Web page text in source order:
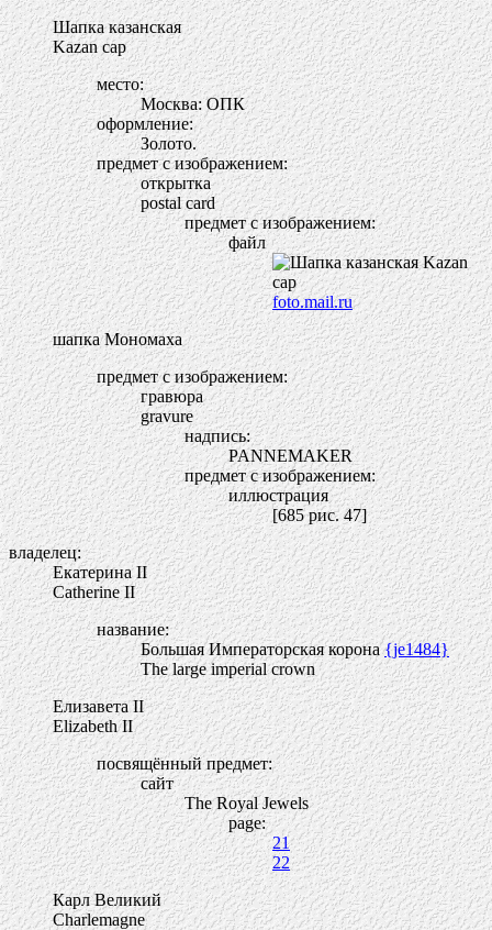
Шапка казанская
Kazan cap
место:
Москва: ОПК
оформление:
Золото.
предмет с изображением:
открытка
postal card
предмет с изображением:
файл
foto.mail.ru
шапка Мономаха
предмет с изображением:
гравюра
gravure
надпись:
PANNEMAKER
предмет с изображением:
иллюстрация
[685 рис. 47]
владелец:
Екатерина II
Catherine II
название:
Большая Императорская корона{je1484}
The large imperial crown
Елизавета II
Elizabeth II
посвящённый предмет:
сайт
The Royal Jewels
page:
21
22
Карл Великий
Charlemagne